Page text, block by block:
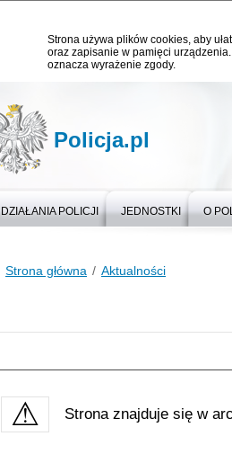
Strona używa plików cookies, aby
oraz zapisanie w pamięci
oznacza wyrażenie zgody.
Policja.pl
DZIAŁANIA POLICJI JEDNOSTKI O
Strona główna Aktualności
Strona znajduje się w